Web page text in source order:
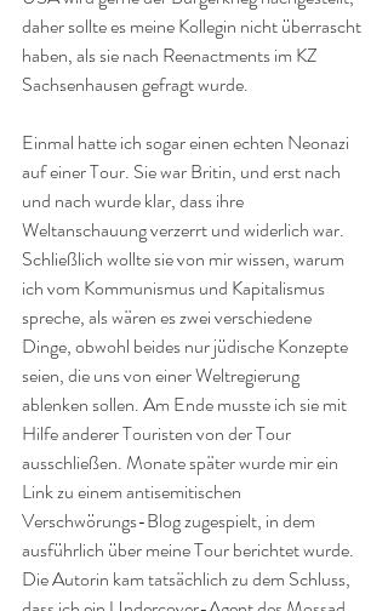
daher sollte es meine Kollegin nicht überrascht
haben, als sie nach Reenactments im KZ
Sachsenhausen gefragt wurde.
Einmal hatte ich sogar einen echten Neonazi
auf einer Tour. Sie war Britin, und erst nach
und nach wurde klar, dass ihre
Weltanschauung verzerrt und widerlich war.
Schließlich wollte sie von mir wissen, warum
ich vom Kommunismus und Kapitalismus
spreche, als wären es zwei verschiedene
Dinge, obwohl beides nur jüdische Konzepte
seien, die uns von einer Weltregierung
ablenken sollen. Am Ende musste ich sie mit
Hilfe anderer Touristen von der Tour
ausschließen. Monate später wurde mir ein
Link zu einem antisemitischen
Verschwörungs-Blog zugespielt, in dem
ausführlich über meine Tour berichtet wurde.
Die Autorin kam tatsächlich zu dem Schluss,